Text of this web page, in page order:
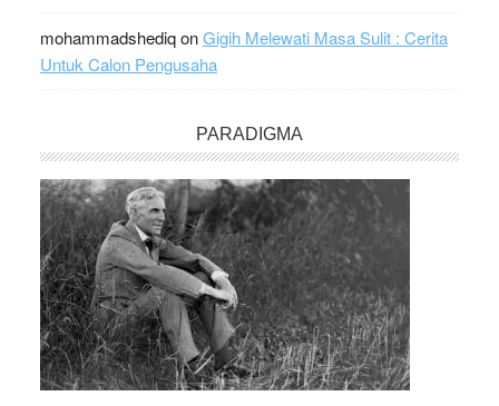
mohammadshediqonGigih Melewati Masa Sulit : Cerita
Untuk Calon Pengusaha
PARADIGMA